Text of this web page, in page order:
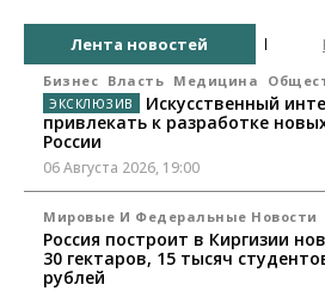
Лента новостей
Бизнес Власть Медицина
Искусственный
привлекать к разработке
России
06 Августа 2026, 19:00
Мировые И Федеральные Новости
Россия построит в Киргизии
30 гектаров, 15 тысяч
рублей